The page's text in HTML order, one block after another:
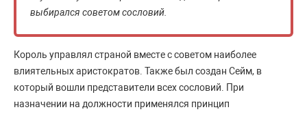
выбирался советом сословий.
Король управлял страной вместе с советом наиболее
влиятельных аристократов. Также был создан Сейм, в
который вошли представители всех сословий. При
назначении на должности применялся принцип